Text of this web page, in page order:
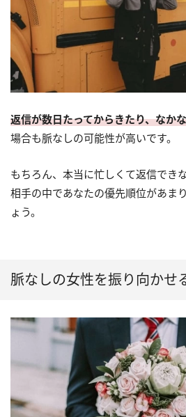
返信が数日たってからきたり、なか
場合も脈なしの可能性が高いです。
もちろん、本当に忙しくて返信でき
相手の中であなたの優先順位があま
ょう。
脈なしの女性を振り向かせ